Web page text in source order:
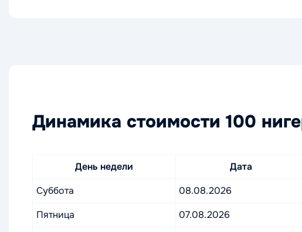
Динамика стоимости 100
День недели Дата
Суббота
08.08.2026
Пятница
07.08.2026